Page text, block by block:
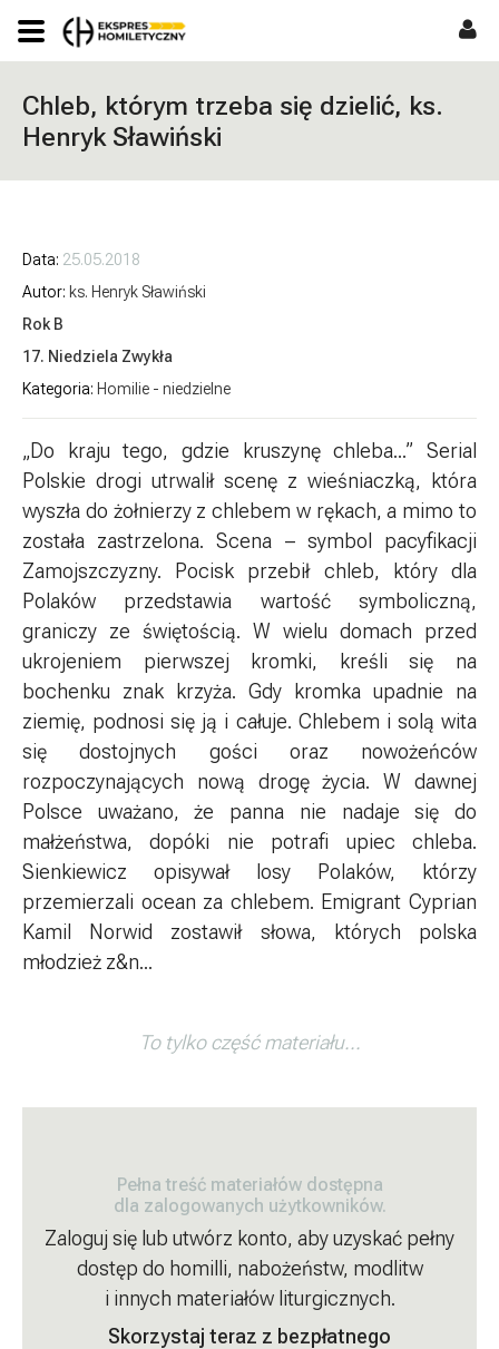
Chleb, którym trzeba się dzielić, ks.
Henryk Sławiński
Data 25.05.2018
Autor ks. Henryk Sławiński
Rok B
17. Niedziela Zwykła
Kategoria Homilie - niedzielne
„Do kraju tego, gdzie kruszynę chleba...” Serial
Polskie drogi utrwalił scenę z wieśniaczką, która
wyszła do żołnierzy z chlebem w rękach, a mimo to
została zastrzelona. Scena – symbol pacyfikacji
Zamojszczyzny. Pocisk przebił chleb, który dla
Polaków przedstawia wartość symboliczną,
graniczy ze świętością. W wielu domach przed
ukrojeniem pierwszej kromki, kreśli się na
bochenku znak krzyża. Gdy kromka upadnie na
ziemię, podnosi się ją i całuje. Chlebem i solą wita
się dostojnych gości oraz nowożeńców
rozpoczynających nową drogę życia. W dawnej
Polsce uważano, że panna nie nadaje się do
małżeństwa, dopóki nie potrafi upiec chleba.
Sienkiewicz opisywał losy Polaków, którzy
przemierzali ocean za chlebem. Emigrant Cyprian
Kamil Norwid zostawił słowa, których polska
młodzież z&n...
To tylko część materiału...
Pełna treść materiałów dostępna
dla zalogowanych użytkowników.
Zaloguj się lub utwórz konto, aby uzyskać pełny
dostęp do homilli, nabożeństw, modlitw
i innych materiałów liturgicznych.
Skorzystaj teraz z bezpłatnego